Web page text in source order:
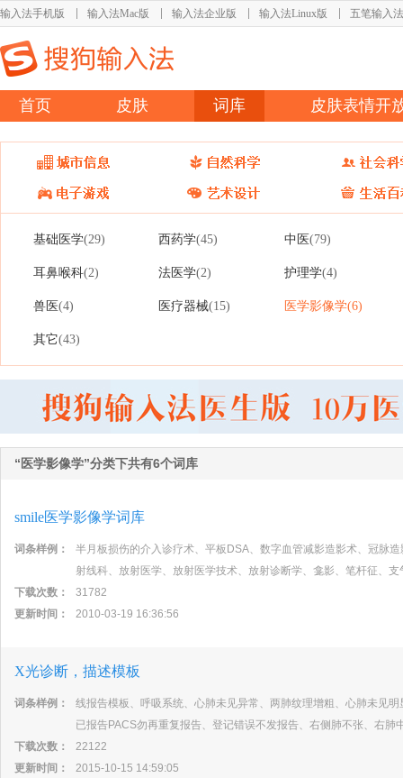
输入法手机版 输入法Mac版 输入法企业版 输入法Linux版 五笔输入法
首页 皮肤 词库 皮肤表情开
基础医学(29) 西药学(45) 中医(79)
耳鼻喉科(2) 法医学(2) 护理学(4)
兽医(4) 医疗器械(15) 医学影像学(6)
其它(43)
“医学影像学”分类下共有6个词库
smile医学影像学词库
词条样例：
半月板损伤的介入诊疗术、平板DSA、数字血管减影造影术、冠脉
射线科、放射医学、放射医学技术、放射诊断学、龛影、笔杆征、
下载次数：
31782
更新时间：
2010-03-19 16:36:56
X光诊断，描述模板
词条样例：
线报告模板、呼吸系统、心肺未见异常、两肺纹理增粗、心肺未见
已报告PACS勿再重复报告、登记错误不发报告、右侧肺不张、右肺
下载次数：
22122
更新时间：
2015-10-15 14:59:05